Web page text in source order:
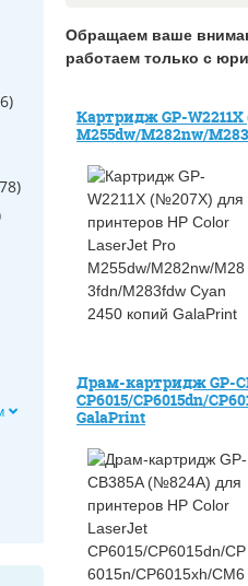
6)
78)
Обращаем ваше
работаем только с
Картридж GP-
M255dw/M282nw/
Драм-картридж GP-
CP6015/CP6015dn/
GalaPrint